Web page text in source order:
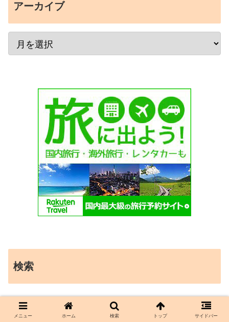
アーカイブ
検索
メニュー ホーム 検索 トップ サイドバー